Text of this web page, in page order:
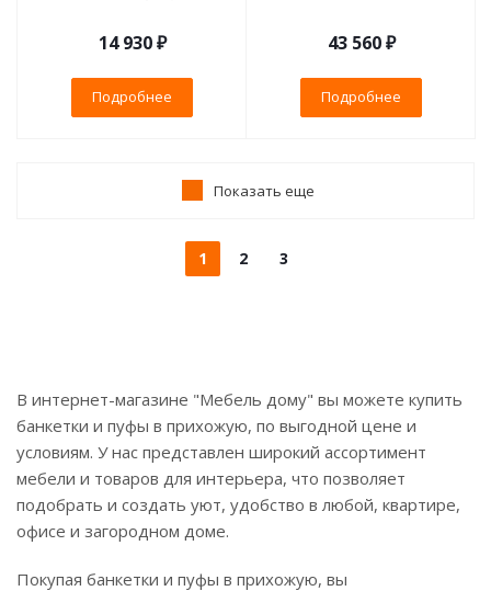
14 930 ₽
Подробнее
43 560 ₽
Подробнее
Показать еще
1 2 3
В интернет-магазине "Мебель дому" вы можете купить
банкетки и пуфы в прихожую, по выгодной цене и
условиям. У нас представлен широкий ассортимент
мебели и товаров для интерьера, что позволяет
подобрать и создать уют, удобство в любой, квартире,
офисе и загородном доме.
Покупая банкетки и пуфы в прихожую, вы